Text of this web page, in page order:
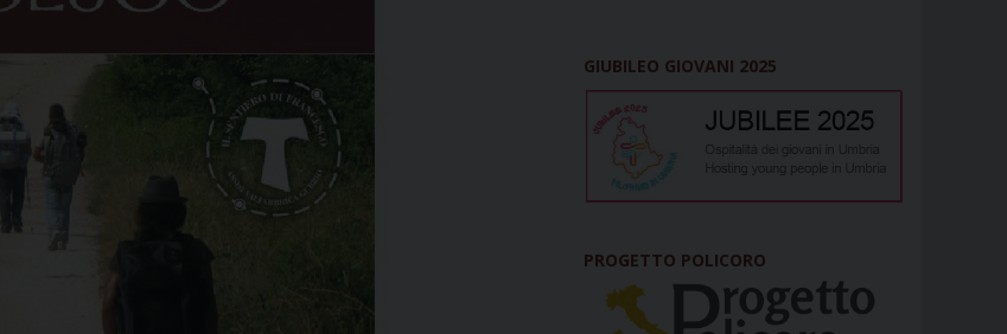
GIUBILEO GIOVANI 2025
PROGETTO POLICORO